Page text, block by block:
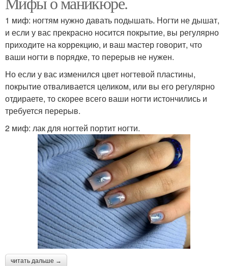
1 миф: ногтям нужно давать подышать. Ногти не дышат,
и если у вас прекрасно носится покрытие, вы регулярно
приходите на коррекцию, и ваш мастер говорит, что
ваши ногти в порядке, то перерыв не нужен.
Но если у вас изменился цвет ногтевой пластины,
покрытие отваливается целиком, или вы его регулярно
отдираете, то скорее всего ваши ногти истончились и
требуется перерыв.
2 миф: лак для ногтей портит ногти.
читать дальше →